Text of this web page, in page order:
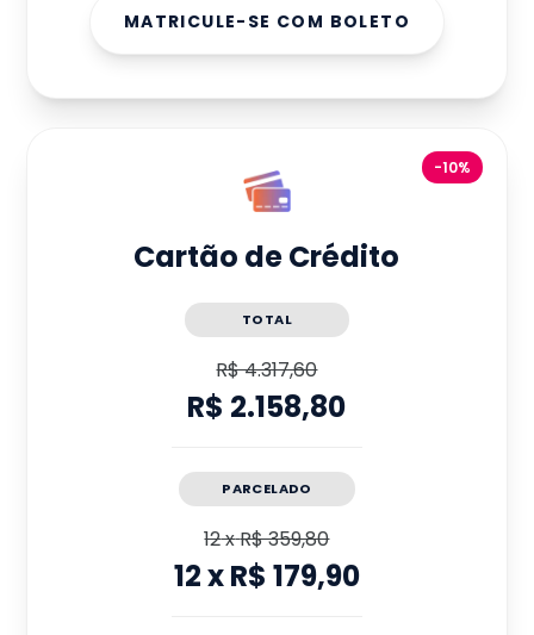
MATRICULE-SE COM BOLETO
-10%
Cartão de Crédito
TOTAL
R$ 4.317,60
R$ 2.158,80
PARCELADO
12xR$ 359,80
12xR$ 179,90